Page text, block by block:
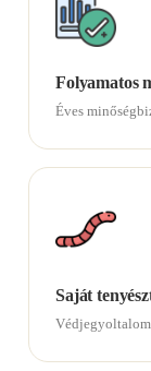
Folyamatos
Éves
Saját